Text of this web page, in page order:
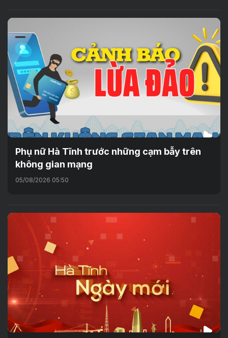
Phụ nữ Hà Tĩnh trước những cạm bẫy trên
không gian mạng
05/08/2026 05:50